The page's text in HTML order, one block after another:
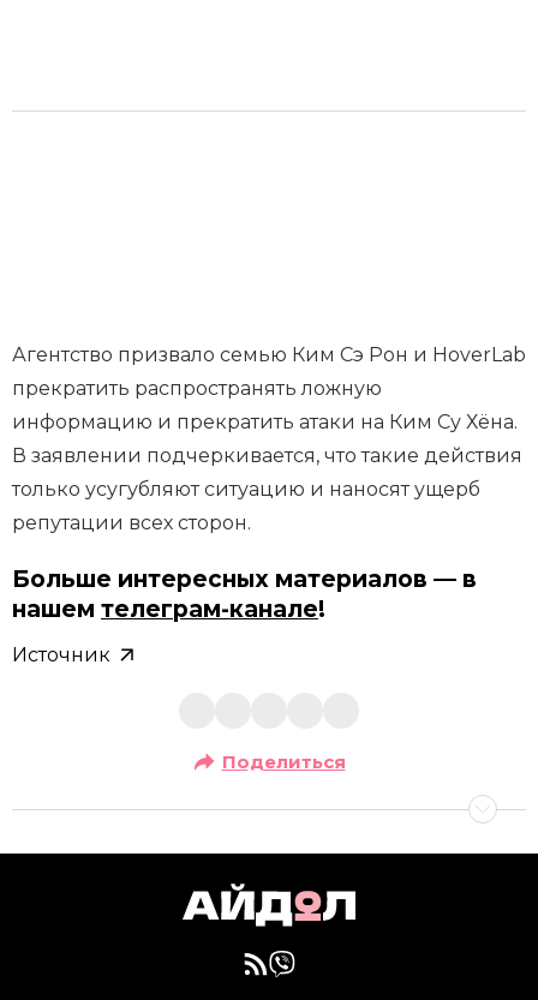
Агентство призвало семью Ким Сэ Рон и HoverLab
прекратить распространять ложную
информацию и прекратить атаки на Ким Су Хёна.
В заявлении подчеркивается, что такие действия
только усугубляют ситуацию и наносят ущерб
репутации всех сторон.
Больше интересных материалов — в
нашем телеграм-канале!
Источник
Поделиться